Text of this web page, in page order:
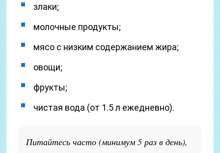
злаки;
молочные продукты;
мясо с низким содержанием жира;
овощи;
фрукты;
чистая вода (от 1.5 л ежедневно).
Питайтесь часто (минимум 5 раз в день),